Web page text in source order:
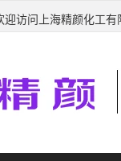
迎访问上海精颜化工有